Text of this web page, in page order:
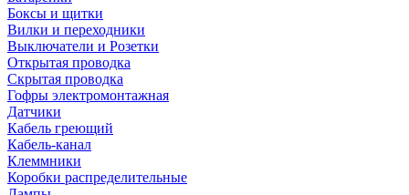
Боксы и щитки
Вилки и переходники
Выключатели и Розетки
Открытая проводка
Скрытая проводка
Гофры электромонтажная
Датчики
Кабель греющий
Кабель-канал
Клеммники
Коробки распределительные